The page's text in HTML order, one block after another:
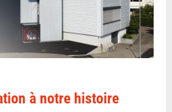
à notre histoire